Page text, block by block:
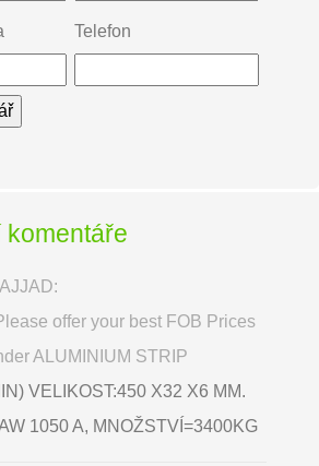
Telefon
offer your best FOB Prices
ALUMINIUM STRIP
VELIKOST:450 X32 X6 MM.
1050 A, MNOŽSTVÍ=3400KG